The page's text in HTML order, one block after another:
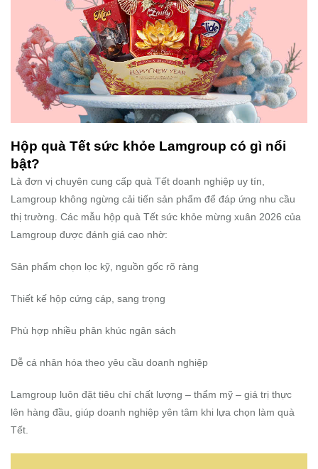
Hộp quà Tết sức khỏe Lamgroup có gì nổi
bật?
Là đơn vị chuyên cung cấp quà Tết doanh nghiệp uy tín,
Lamgroup không ngừng cải tiến sản phẩm để đáp ứng nhu cầu
thị trường. Các mẫu hộp quà Tết sức khỏe mừng xuân 2026 của
Lamgroup được đánh giá cao nhờ:
Sản phẩm chọn lọc kỹ, nguồn gốc rõ ràng
Thiết kế hộp cứng cáp, sang trọng
Phù hợp nhiều phân khúc ngân sách
Dễ cá nhân hóa theo yêu cầu doanh nghiệp
Lamgroup luôn đặt tiêu chí chất lượng – thẩm mỹ – giá trị thực
lên hàng đầu, giúp doanh nghiệp yên tâm khi lựa chọn làm quà
Tết.